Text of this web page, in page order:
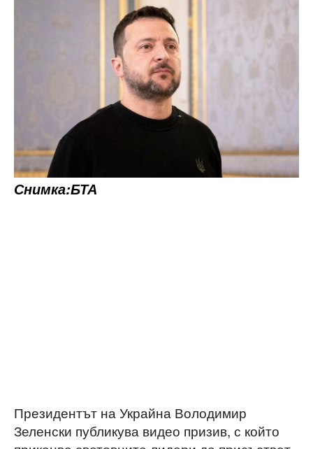
Снимка:БТА
Президентът на Украйна Володимир
Зеленски публикува видео призив, с който